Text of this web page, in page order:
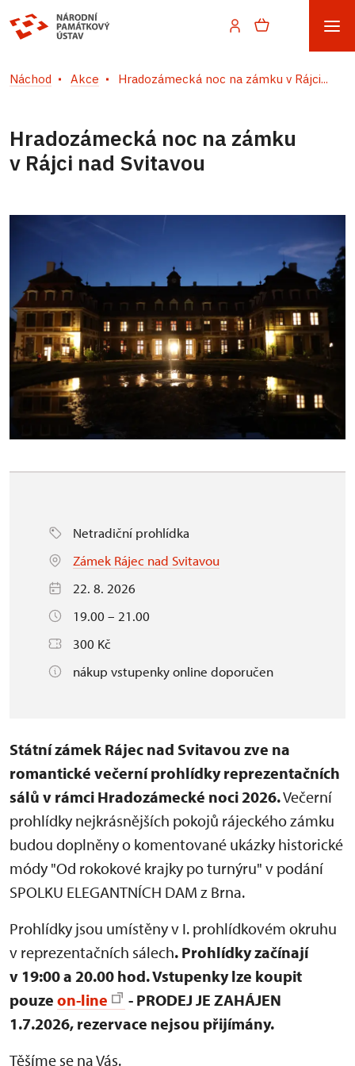
Náchod Akce Hradozámecká noc na zámku v Rájci...
Hradozámecká noc na zámku
v Rájci nad Svitavou
Netradiční prohlídka
Zámek Rájec nad Svitavou
22. 8. 2026
19.00 – 21.00
300 Kč
nákup vstupenky online doporučen
Státní zámek Rájec nad Svitavou zve na
romantické večerní prohlídky reprezentačních
sálů v rámci Hradozámecké noci 2026.Večerní
prohlídky nejkrásnějších pokojů rájeckého zámku
budou doplněny o komentované ukázky historické
módy "Od rokokové krajky po turnýru" v podání
SPOLKU ELEGANTNÍCH DAM z Brna.
Prohlídky jsou umístěny v I. prohlídkovém okruhu
v reprezentačních sálech. Prohlídkyzačínají
v 19:00 a 20.00 hod.Vstupenky lze koupit
pouze on-line
- PRODEJ JE ZAHÁJEN
1.7.2026, rezervace nejsou přijímány.
Těšíme se na Vás.